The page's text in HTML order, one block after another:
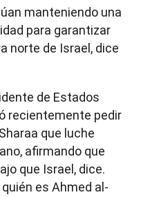
manteniendo una
para garantizar
norte de Israel, dice
de Estados
recientemente pedir
que luche
afirmando que
que Israel, dice.
es Ahmed al-